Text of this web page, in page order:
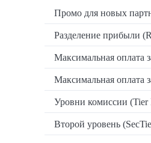
Промо для новых
Разделение прибыли
Максимальная оплата
Максимальная оплата
Уровни комиссии (Tier
Второй уровень